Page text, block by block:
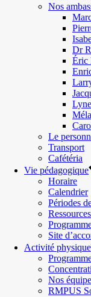
Nos
Dr
Éric
Le
Transport
Cafétéria
Vie pédagogique
Horaire
Calendrier
Périodes
Site
Activité physique
Nos
RMPUS